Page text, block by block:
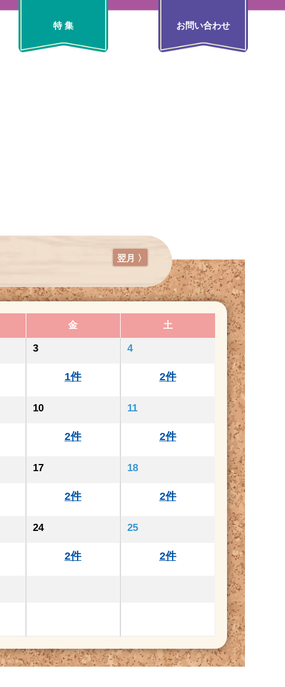
特 集 お問い合わせ
翌月 〉
金 土
3
1件
4
2件
10
2件
11
2件
17
2件
18
2件
24
2件
25
2件